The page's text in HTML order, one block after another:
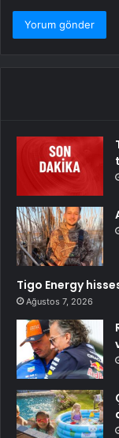
Tigo Energy
Ağustos 7, 2026